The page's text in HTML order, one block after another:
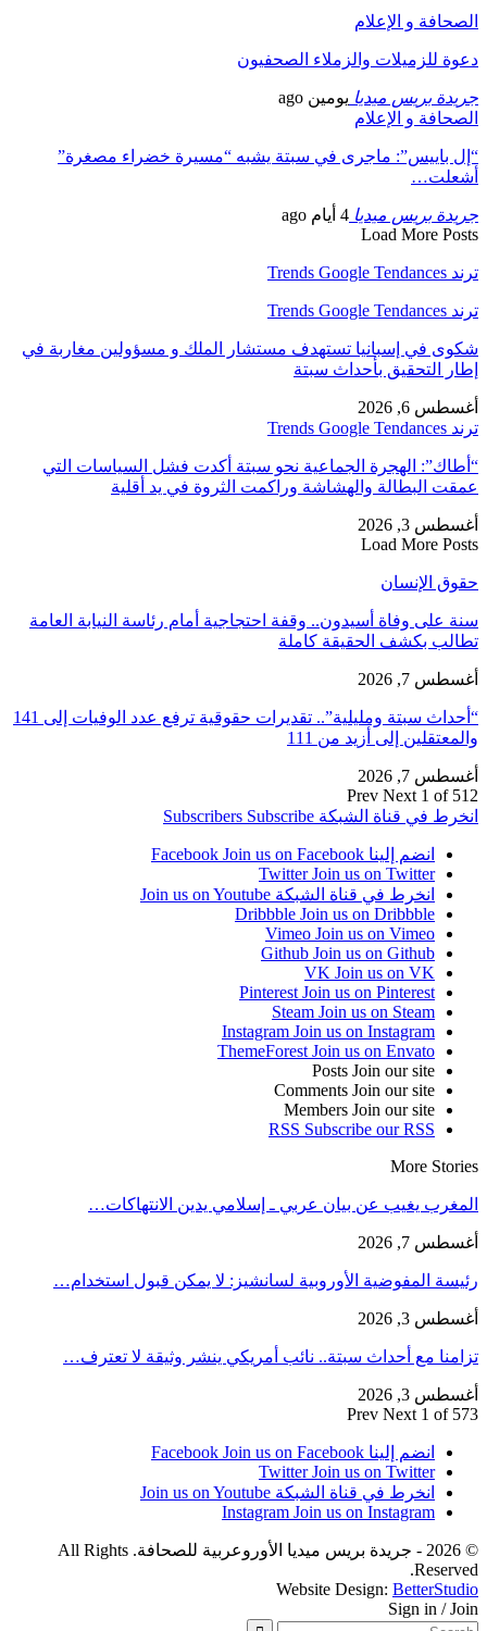
الصحافة و الإعلام
دعوة للزميلات والزملاء الصحفيون
جريدة بريس ميديا يومين ago
الصحافة و الإعلام
“إل باييس”: ماجرى في سبتة يشبه “مسيرة خضراء مصغرة”
أشعلت…
جريدة بريس ميديا 4 أيام ago
Load More Posts
ترند Trends Google Tendances
ترند Trends Google Tendances
شكوى في إسبانيا تستهدف مستشار الملك و مسؤولين مغاربة في
إطار التحقيق بأحداث سبتة
أغسطس 6, 2026
ترند Trends Google Tendances
“أطاك”: الهجرة الجماعية نحو سبتة أكدت فشل السياسات التي
عمقت البطالة والهشاشة وراكمت الثروة في يد أقلية
أغسطس 3, 2026
Load More Posts
حقوق الإنسان
سنة على وفاة أسيدون.. وقفة احتجاجية أمام رئاسة النيابة العامة
تطالب بكشف الحقيقة كاملة
أغسطس 7, 2026
“أحداث سبتة ومليلية”.. تقديرات حقوقية ترفع عدد الوفيات إلى 141
والمعتقلين إلى أزيد من 111
أغسطس 7, 2026
Prev Next 1 of 512
انخرط في قناة الشبكة
Subscribers Subscribe
انضم إلينا Facebook Join us on Facebook
Twitter Join us on Twitter
انخرط في قناة الشبكة Join us on Youtube
Dribbble Join us on Dribbble
Vimeo Join us on Vimeo
Github Join us on Github
VK Join us on VK
Pinterest Join us on Pinterest
Steam Join us on Steam
Instagram Join us on Instagram
ThemeForest Join us on Envato
Posts Join our site
Comments Join our site
Members Join our site
RSS Subscribe our RSS
More Stories
المغرب يغيب عن بيان عربي ـ إسلامي يدين الانتهاكات…
أغسطس 7, 2026
رئيسة المفوضية الأوروبية لسانشيز: لا يمكن قبول استخدام…
أغسطس 3, 2026
تزامنا مع أحداث سبتة.. نائب أمريكي ينشر وثيقة لا تعترف…
أغسطس 3, 2026
Prev Next 1 of 573
انضم إلينا Facebook Join us on Facebook
Twitter Join us on Twitter
انخرط في قناة الشبكة Join us on Youtube
Instagram Join us on Instagram
© 2026 - جريدة بريس ميديا الأوروعربية للصحافة. All Rights
Reserved.
Website Design: BetterStudio
Sign in / Join